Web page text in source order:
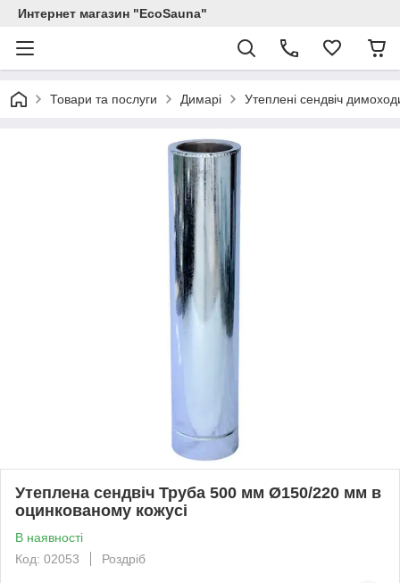
Интернет магазин "EcoSauna"
Товари та послуги Димарі Утеплені сендвіч
Утеплена сендвіч Труба 500 мм Ø150/220 мм в
оцинкованому кожусі
В наявності
Код: 02053
Роздріб